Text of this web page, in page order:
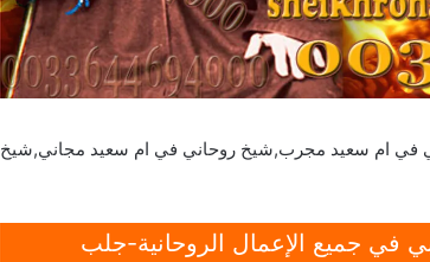
في ام سعيد مجرب,شيخ روحاني في ام سعيد مجاني,شيخ
في جميع الإعمال الروحانية-جلب